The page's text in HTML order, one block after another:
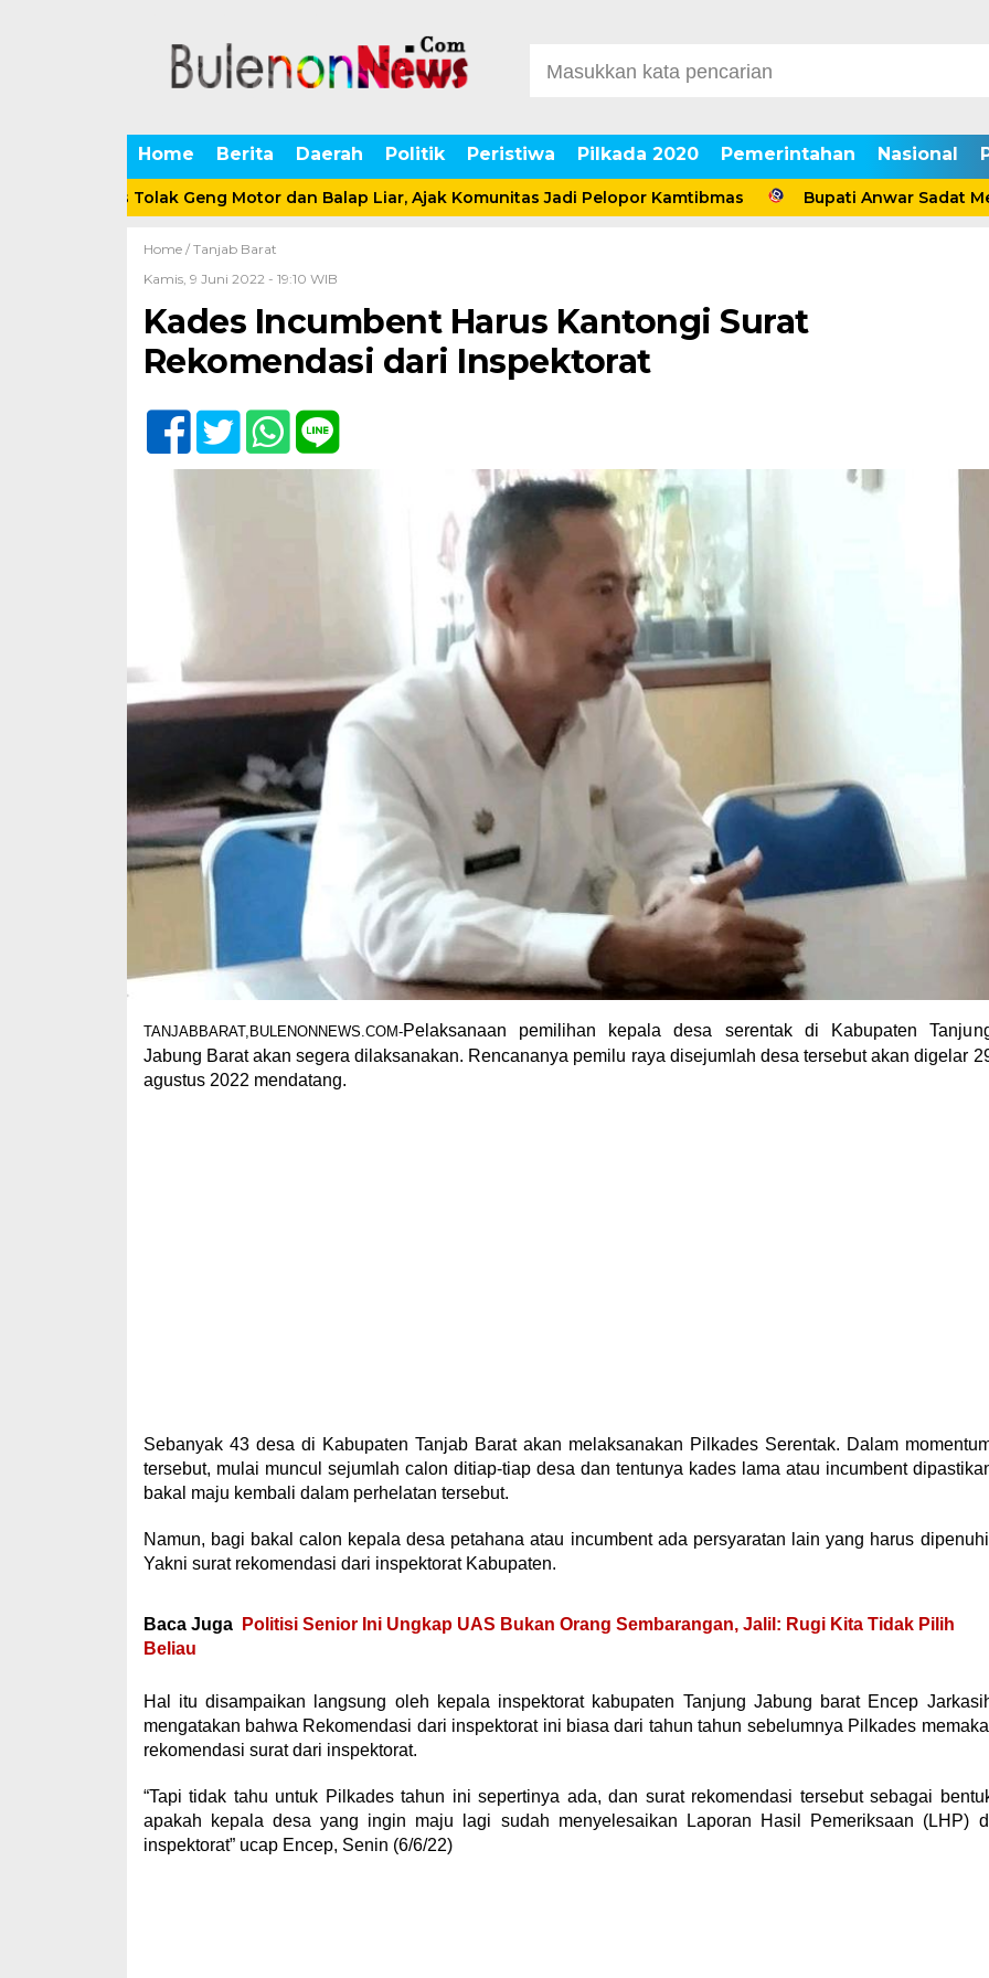
Home Berita Daerah Politik Peristiwa Pilkada 2020 Pemerintahan Nasional
Tolak Geng Motor dan Balap Liar, Ajak Komunitas Jadi Pelopor Kamtibmas Bupati Anwar Sadat
Home / Tanjab Barat
Kamis, 9 Juni 2022 - 19:10 WIB
Kades Incumbent Harus Kantongi Surat
Rekomendasi dari Inspektorat
TANJABBARAT,BULENONNEWS.COM-Pelaksanaan pemilihan kepala desa serentak di Kabupaten
Jabung Barat akan segera dilaksanakan. Rencananya pemilu raya disejumlah desa tersebut akan digelar
agustus 2022 mendatang.
Sebanyak 43 desa di Kabupaten Tanjab Barat akan melaksanakan Pilkades Serentak. Dalam
tersebut, mulai muncul sejumlah calon ditiap-tiap desa dan tentunya kades lama atau incumbent
bakal maju kembali dalam perhelatan tersebut.
Namun, bagi bakal calon kepala desa petahana atau incumbent ada persyaratan lain yang harus
Yakni surat rekomendasi dari inspektorat Kabupaten.
Baca Juga
Politisi Senior Ini Ungkap UAS Bukan Orang Sembarangan, Jalil: Rugi Kita Tidak Pilih
Beliau
Hal itu disampaikan langsung oleh kepala inspektorat kabupaten Tanjung Jabung barat Encep
mengatakan bahwa Rekomendasi dari inspektorat ini biasa dari tahun tahun sebelumnya Pilkades
rekomendasi surat dari inspektorat.
“Tapi tidak tahu untuk Pilkades tahun ini sepertinya ada, dan surat rekomendasi tersebut sebagai
apakah kepala desa yang ingin maju lagi sudah menyelesaikan Laporan Hasil Pemeriksaan (LHP)
inspektorat” ucap Encep, Senin (6/6/22)